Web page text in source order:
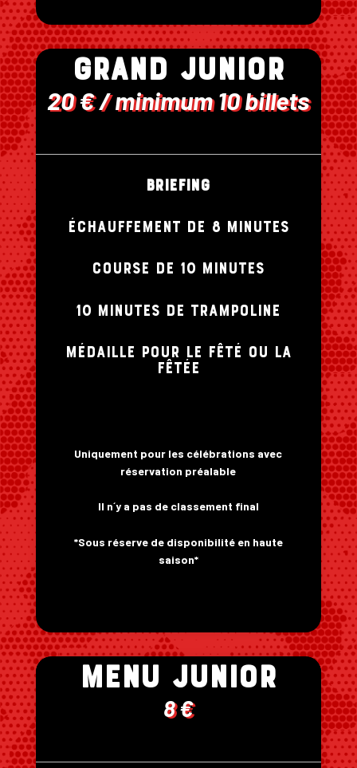
GRAND JUNIOR
20 € / minimum 10 billets
Briefing
échauffement de 8 minutes
COURSE DE 10 MINUTES
10 MINUTES DE TRAMPOLINE
MÉDAILLE POUR LE FÊTÉ OU LA
FÊTÉE
Uniquement pour les célébrations avec
réservation préalable
Il n´y a pas de classement final
*Sous réserve de disponibilité en haute
saison*
MENu JUNIOR
8 €